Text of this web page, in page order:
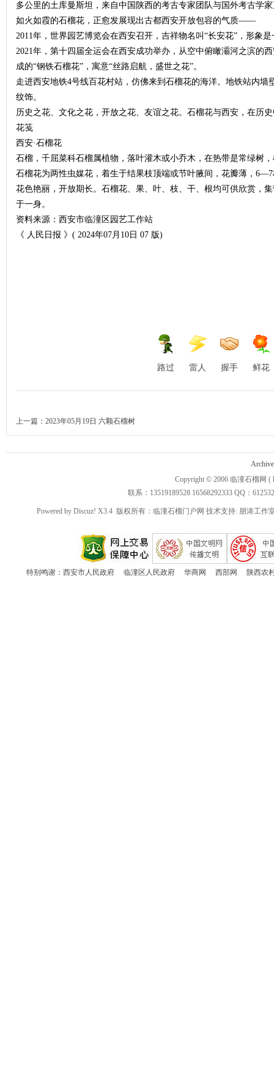
多公里的土库曼斯坦，来自中国陕西的考古专家团队与国外考古
如火如霞的石榴花，正愈发展现出古都西安开放包容的气质——
2011年，世界园艺博览会在西安召开，吉祥物名叫“长安花”，形象
2021年，第十四届全运会在西安成功举办，从空中俯瞰灞河之滨的
成的“钢铁石榴花”，寓意“丝路启航，盛世之花”。
走进西安地铁4号线百花村站，仿佛来到石榴花的海洋。地铁站内
纹饰。
历史之花、文化之花，开放之花、友谊之花。石榴花与西安，在历
花笺
西安·石榴花
石榴，千屈菜科石榴属植物，落叶灌木或小乔木，在热带是常绿树
石榴花为两性虫媒花，着生于结果枝顶端或节叶腋间，花瓣薄，
花色艳丽，开放期长。石榴花、果、叶、枝、干、根均可供欣赏，
于一身。
资料来源：西安市临潼区园艺工作站
《 人民日报 》( 2024年07月10日 07 版)
路过 雷人 握手 鲜花
上一篇： 2023年05月19日 六颗石榴树
Copyright © 2006 临潼石榴网 (
联系：13519189528 16568292333 QQ：
Powered by Discuz! X3.4 版权所有：临潼石榴门户网 技术支持: 朋涛工作
特别鸣谢： 西安市人民政府 临潼区人民政府 华商网 西部网 陕西农